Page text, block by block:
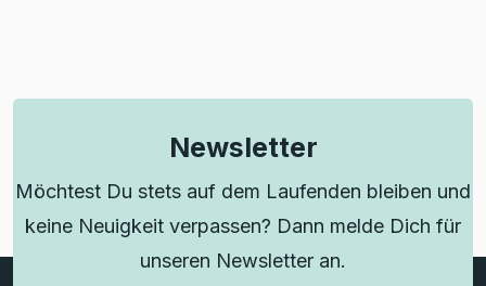
Newsletter
Möchtest Du stets auf dem Laufenden bleiben und
keine Neuigkeit verpassen? Dann melde Dich für
unseren Newsletter an.